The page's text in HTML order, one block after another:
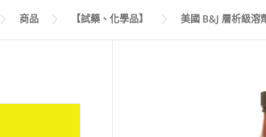
商品 【試藥、化學品】 美國 B&J 層析級